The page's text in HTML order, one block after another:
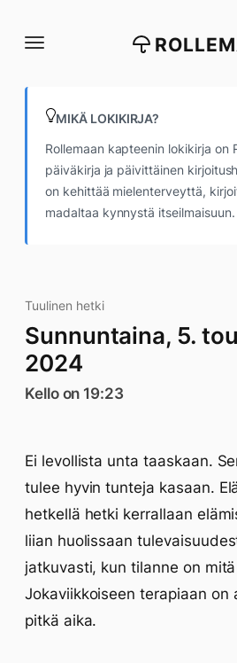
suoraan
MIKÄ LOKIKIRJA?
Rollemaan kapteenin lokikirja on
päiväkirja ja päivittäinen
on kehittää mielenterveyttä,
madaltaa kynnystä itseilmaisuun.
Tuulinen hetki
Sunnuntaina, 5.
2024
Kello on 19:23
Ei levollista unta taaskaan.
tulee hyvin tunteja kasaan.
hetkellä hetki kerrallaan
liian huolissaan
jatkuvasti, kun tilanne on
Jokaviikkoiseen terapiaan on
pitkä aika.